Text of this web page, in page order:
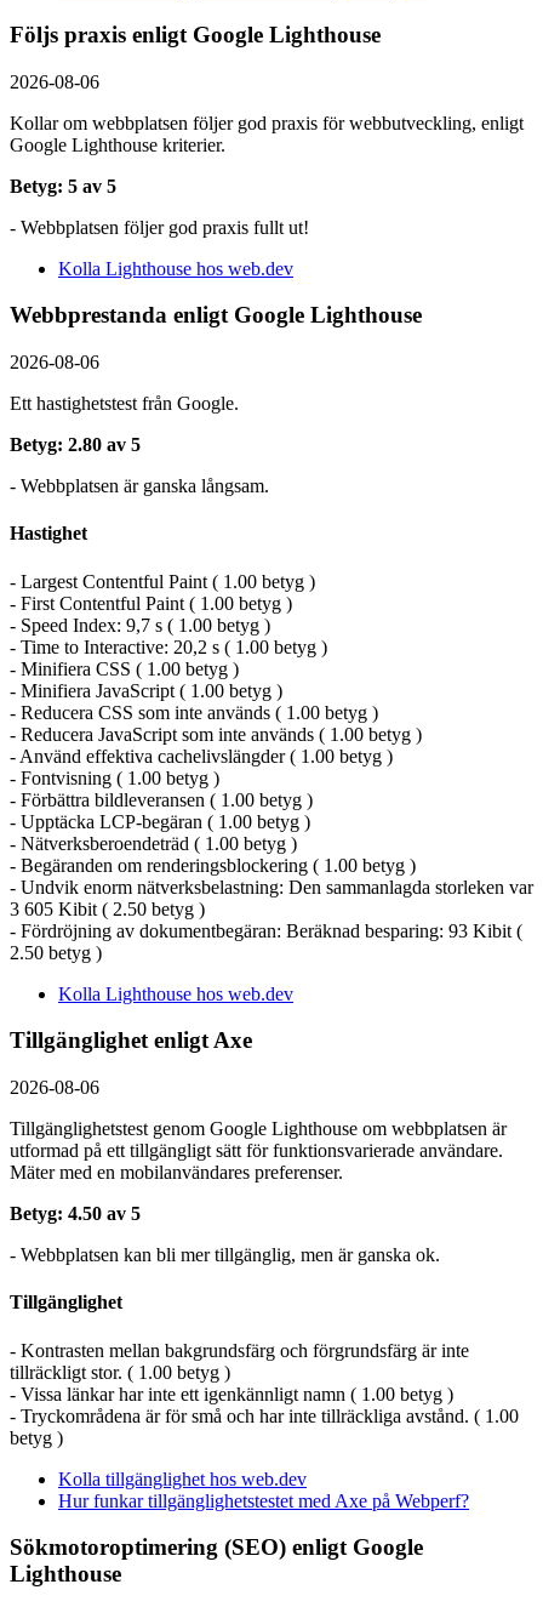
Följs praxis enligt Google Lighthouse
2026-08-06
Kollar om webbplatsen följer god praxis för webbutveckling, enligt
Google Lighthouse kriterier.
Betyg: 5 av 5
- Webbplatsen följer god praxis fullt ut!
Kolla Lighthouse hos web.dev
Webbprestanda enligt Google Lighthouse
2026-08-06
Ett hastighetstest från Google.
Betyg: 2.80 av 5
- Webbplatsen är ganska långsam.
Hastighet
- Largest Contentful Paint ( 1.00 betyg )
- First Contentful Paint ( 1.00 betyg )
- Speed Index: 9,7 s ( 1.00 betyg )
- Time to Interactive: 20,2 s ( 1.00 betyg )
- Minifiera CSS ( 1.00 betyg )
- Minifiera JavaScript ( 1.00 betyg )
- Reducera CSS som inte används ( 1.00 betyg )
- Reducera JavaScript som inte används ( 1.00 betyg )
- Använd effektiva cachelivslängder ( 1.00 betyg )
- Fontvisning ( 1.00 betyg )
- Förbättra bildleveransen ( 1.00 betyg )
- Upptäcka LCP-begäran ( 1.00 betyg )
- Nätverksberoendeträd ( 1.00 betyg )
- Begäranden om renderingsblockering ( 1.00 betyg )
- Undvik enorm nätverksbelastning: Den sammanlagda storleken var
3 605 Kibit ( 2.50 betyg )
- Fördröjning av dokumentbegäran: Beräknad besparing: 93 Kibit (
2.50 betyg )
Kolla Lighthouse hos web.dev
Tillgänglighet enligt Axe
2026-08-06
Tillgänglighetstest genom Google Lighthouse om webbplatsen är
utformad på ett tillgängligt sätt för funktionsvarierade användare.
Mäter med en mobil­användares preferenser.
Betyg: 4.50 av 5
- Webbplatsen kan bli mer tillgänglig, men är ganska ok.
Tillgänglighet
- Kontrasten mellan bakgrundsfärg och förgrundsfärg är inte
tillräckligt stor. ( 1.00 betyg )
- Vissa länkar har inte ett igenkännligt namn ( 1.00 betyg )
- Tryckområdena är för små och har inte tillräckliga avstånd. ( 1.00
betyg )
Kolla tillgänglighet hos web.dev
Hur funkar tillgänglighetstestet med Axe på Webperf?
Sökmotoroptimering (SEO) enligt Google
Lighthouse